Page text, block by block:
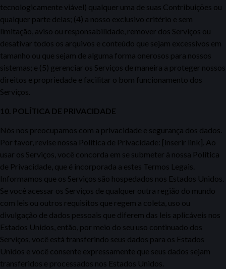
tecnologicamente viável) qualquer uma de suas Contribuições ou
qualquer parte delas; (4) a nosso exclusivo critério e sem
limitação, aviso ou responsabilidade, remover dos Serviços ou
desativar todos os arquivos e conteúdo que sejam excessivos em
tamanho ou que sejam de alguma forma onerosos para nossos
sistemas; e (5) gerenciar os Serviços de maneira a proteger nossos
direitos e propriedade e facilitar o bom funcionamento dos
Serviços.
10. POLÍTICA DE PRIVACIDADE
Nós nos preocupamos com a privacidade e segurança dos dados.
Por favor, revise nossa Política de Privacidade: [inserir link]. Ao
usar os Serviços, você concorda em se submeter à nossa Política
de Privacidade, que é incorporada a estes Termos Legais.
Informamos que os Serviços são hospedados nos Estados Unidos.
Se você acessar os Serviços de qualquer outra região do mundo
com leis ou outros requisitos que regem a coleta, uso ou
divulgação de dados pessoais que diferem das leis aplicáveis nos
Estados Unidos, então, por meio do seu uso continuado dos
Serviços, você está transferindo seus dados para os Estados
Unidos e você consente expressamente que seus dados sejam
transferidos e processados nos Estados Unidos.